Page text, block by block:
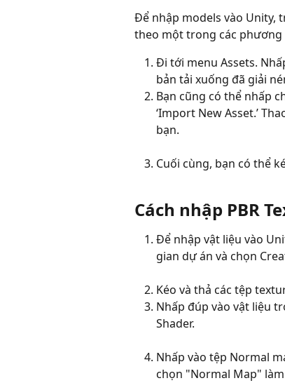
Để nhập models vào Unity,
theo một trong các phương
Đi tới menu Assets.
bản tải xuống đã giải
Bạn cũng có thể nhấp
‘Import New Asset.’
bạn.
Cuối cùng, bạn có thể
Cách nhập PBR
Để nhập vật liệu vào
gian dự án và chọn
Kéo và thả các tệp
Nhấp đúp vào vật liệu
Shader.
Nhấp vào tệp Normal
chọn "Normal Map"